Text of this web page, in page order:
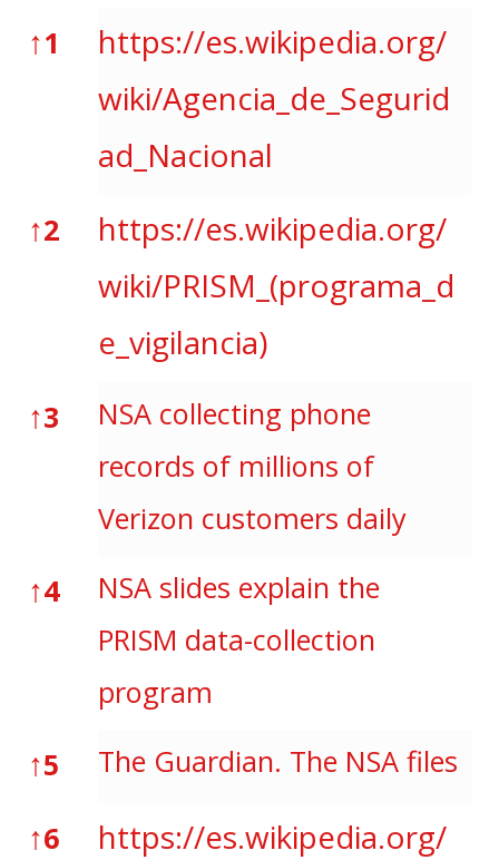
↑1
https://es.wikipedia.org/
wiki/Agencia_de_Segurid
ad_Nacional
↑2
https://es.wikipedia.org/
wiki/PRISM_(programa_d
e_vigilancia)
↑3
NSA collecting phone
records of millions of
Verizon customers daily
↑4
NSA slides explain the
PRISM data-collection
program
↑5 The Guardian. The NSA files
↑6
https://es.wikipedia.org/